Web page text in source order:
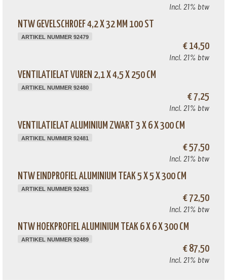
Incl. 21% btw
NTW GEVELSCHROEF 4,2 X 32 MM 100 ST
ARTIKEL NUMMER 92479
€ 14,50
Incl. 21% btw
VENTILATIELAT VUREN 2,1 X 4,5 X 250 CM
ARTIKEL NUMMER 92480
€ 7,25
Incl. 21% btw
VENTILATIELAT ALUMINIUM ZWART 3 X 6 X 300 CM
ARTIKEL NUMMER 92481
€ 57,50
Incl. 21% btw
NTW EINDPROFIEL ALUMINIUM TEAK 5 X 5 X 300 CM
ARTIKEL NUMMER 92483
€ 72,50
Incl. 21% btw
NTW HOEKPROFIEL ALUMINIUM TEAK 6 X 6 X 300 CM
ARTIKEL NUMMER 92489
€ 87,50
Incl. 21% btw